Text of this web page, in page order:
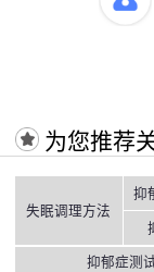
为您推荐
失眠调理方法
抑
抑郁症测